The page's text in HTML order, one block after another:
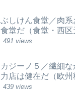
ぶしけん食堂／肉
食堂だ（食堂・西区
491 views
カジーノ５／繊細
力店は健在だ（欧州
439 views